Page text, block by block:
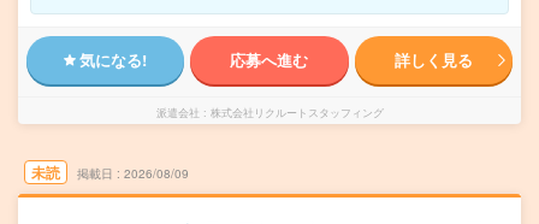
気になる! 応募へ進む 詳しく見る
派遣会社 株式会社リクルートスタッフィング
未読 掲載日 2026/08/09